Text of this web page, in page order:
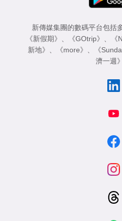
新傳媒集團的數碼平台包括
《新假期》
《GOtrip》
新地》
《more》 《
濟一週》